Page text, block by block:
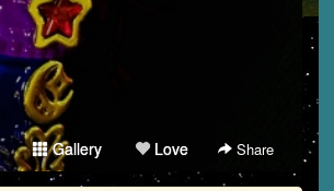
Gallery Love Share